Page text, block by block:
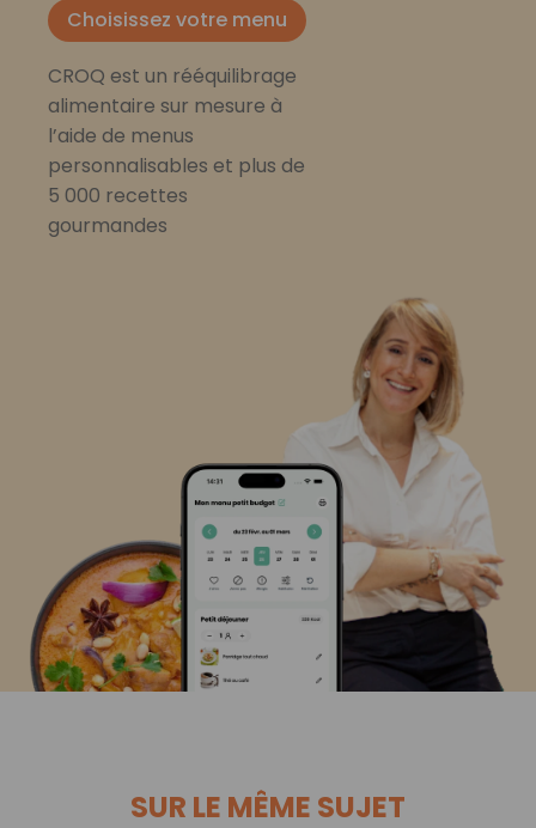
Choisissez votre menu
CROQ est un rééquilibrage
alimentaire sur mesure à
l’aide de menus
personnalisables et plus de
5 000 recettes
gourmandes
SUR LE MÊME SUJET